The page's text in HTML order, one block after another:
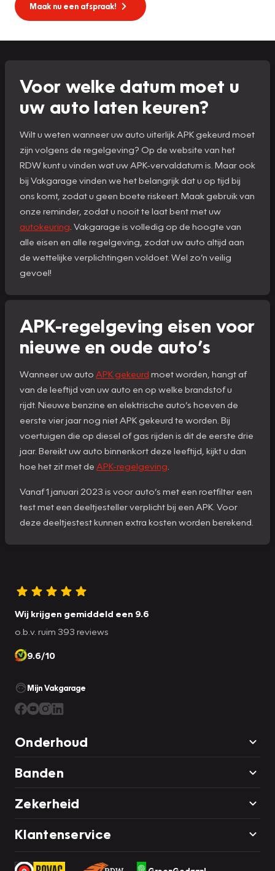
Maak nu een afspraak!
Voor welke datum moet u
uw auto laten keuren?
Wilt u weten wanneer uw auto uiterlijk APK gekeurd moet
zijn volgens de regelgeving? Op de website van het
RDW kunt u vinden wat uw APK-vervaldatum is. Maar ook
bij Vakgarage vinden we het belangrijk dat u op tijd bij
ons komt, zodat u geen boete riskeert. Maak gebruik van
onze reminder, zodat u nooit te laat bent met uw
autokeuring . Vakgarage is volledig op de hoogte van
alle eisen en alle regelgeving, zodat uw auto altijd aan
de wettelijke verplichtingen voldoet. Wel zo’n veilig
gevoel!
APK-regelgeving eisen voor
nieuwe en oude auto’s
Wanneer uw auto APK gekeurd moet worden, hangt af
van de leeftijd van uw auto en op welke brandstof u
rijdt. Nieuwe benzine en elektrische auto’s hoeven de
eerste vier jaar nog niet APK gekeurd te worden. Bij
voertuigen die op diesel of gas rijden is dit de eerste drie
jaar. Bereikt uw auto binnenkort deze leeftijd, kijkt u dan
hoe het zit met de APK-regelgeving
Vanaf 1 januari 2023 is voor auto’s met een roetfilter een
test met een deeltjesteller verplicht bij een APK. Voor
deze deeltjestest kunnen extra kosten worden berekend.
Wij krijgen gemiddeld een 9.6
o.b.v. ruim 393 reviews
9.6/10
Mijn Vakgarage
Onderhoud
Banden
Zekerheid
Klantenservice